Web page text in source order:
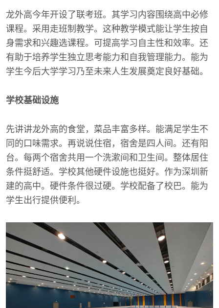
龙外高今年开设了联考班。其学习内容围绕高中必修
课程。采用走班制教学。这种教学模式能让学生按自
身需求和兴趣选课程。可提高学习自主性和效率。还
有助于培养学生独立思考能力和自我管理能力。能为
学生今后大学学习乃至未来人生发展奠定良好基础。
学校基础设施
先讲讲龙外高的食堂，菜品丰富多样。能满足学生不
同的口味需求。再说说住宿，宿舍是四人间。还有阳
台。每两个宿舍共用一个洗漱间和卫生间。整体居住
条件挺舒适。学校其他硬件设施也挺好。作为深圳新
建的高中。硬件条件很过硬。学校配备了校巴。能为
学生出行提供便利。